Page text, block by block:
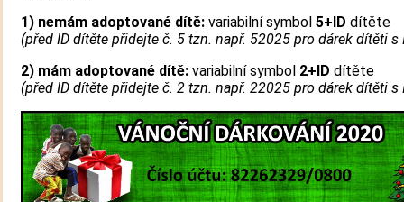
1) nemám adoptované dítě: variabilní symbol 5+ID dítěte
(před ID dítěte přidejte č. 5 tzn. např. 52025 pro dárek dítěti s
2) mám adoptované dítě: variabilní symbol 2+ID dítěte
(před ID dítěte přidejte č. 2 tzn. např. 22025 pro dárek dítěti s